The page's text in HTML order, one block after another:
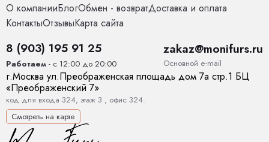
О компанииБлогОбмен - возвратДоставка и оплата
КонтактыОтзывыКарта сайта
8 (903) 195 91 25
Работаем - с 12:00 до 20:00
zakaz@monifurs.ru
Основной е-mail
г.Москва ул.Преображенская площадь дом 7а стр.1 БЦ
«Преображенский 7»
код для входа 324, этаж 3 , офис 324.
Смотреть на карте